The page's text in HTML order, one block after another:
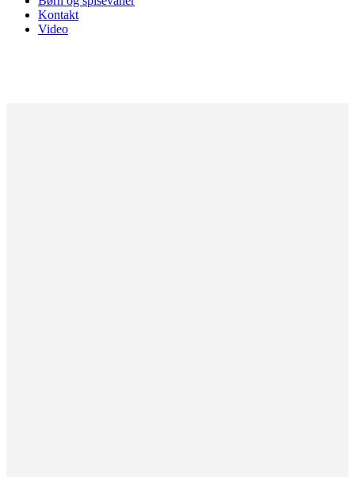
Kontakt
Video